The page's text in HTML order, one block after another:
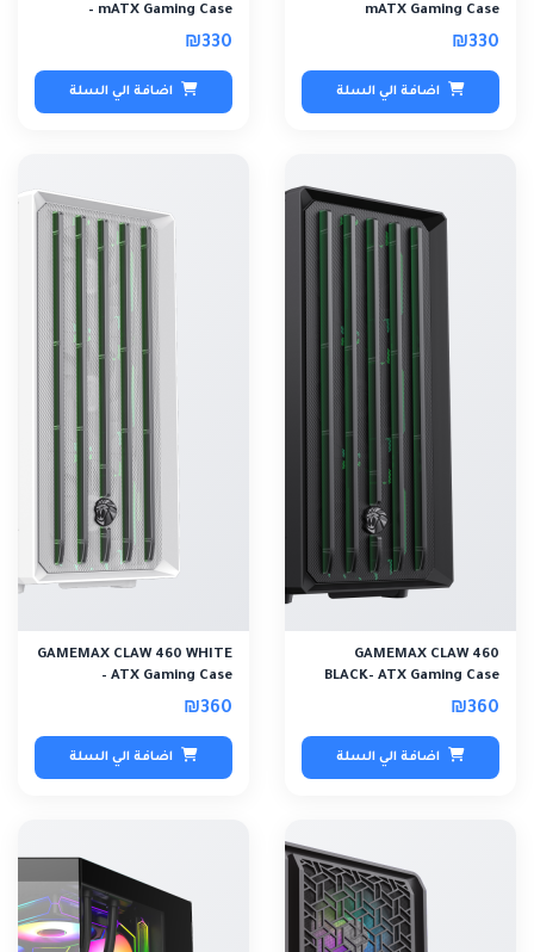
mATX Gaming Case
₪330
اضافة الي السلة
– mATX Gaming Case
₪330
اضافة الي السلة
GAMEMAX CLAW 460
BLACK– ATX Gaming Case
₪360
اضافة الي السلة
GAMEMAX CLAW 460 WHITE
– ATX Gaming Case
₪360
اضافة الي السلة